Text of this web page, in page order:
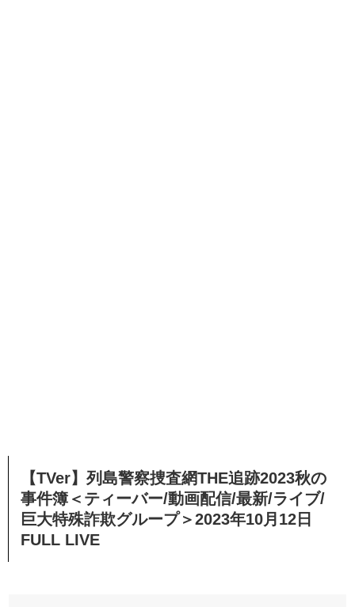
【TVer】列島警察捜査網THE追跡2023秋の
事件簿＜ティーバー/動画配信/最新/ライブ/
巨大特殊詐欺グループ＞2023年10月12日
FULL LIVE